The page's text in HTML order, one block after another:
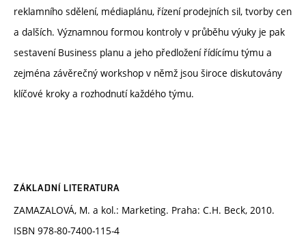
reklamního sdělení, médiaplánu, řízení prodejních sil, tvorby cen
a dalších. Významnou formou kontroly v průběhu výuky je pak
sestavení Business planu a jeho předložení řídícímu týmu a
zejména závěrečný workshop v němž jsou široce diskutovány
klíčové kroky a rozhodnutí každého týmu.
ZÁKLADNÍ LITERATURA
ZAMAZALOVÁ, M. a kol.: Marketing. Praha: C.H. Beck, 2010.
ISBN 978-80-7400-115-4